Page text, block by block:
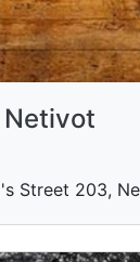
Netivot
Street 203,